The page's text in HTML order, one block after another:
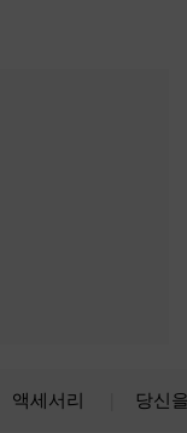
액세서리 당신